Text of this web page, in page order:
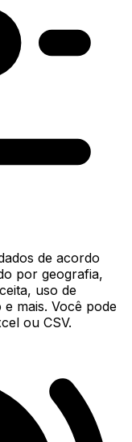
de acordo
por geografia,
uso de
mais. Você pode
ou CSV.